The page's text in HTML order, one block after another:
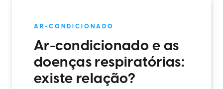
AR-CONDICIONADO
Ar-condicionado e as
doenças respiratórias:
existe relação?